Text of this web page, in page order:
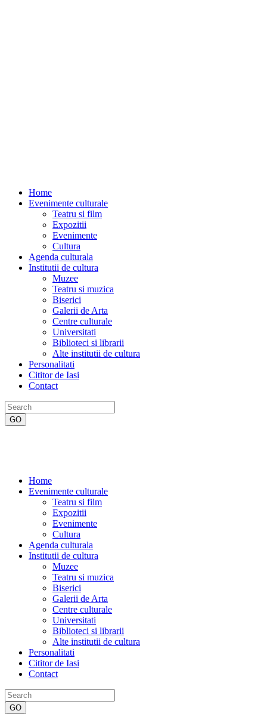
Home
Evenimente culturale
Teatru si film
Expozitii
Evenimente
Cultura
Agenda culturala
Institutii de cultura
Muzee
Teatru si muzica
Biserici
Galerii de Arta
Centre culturale
Universitati
Biblioteci si librarii
Alte institutii de cultura
Personalitati
Cititor de Iasi
Contact
Home
Evenimente culturale
Teatru si film
Expozitii
Evenimente
Cultura
Agenda culturala
Institutii de cultura
Muzee
Teatru si muzica
Biserici
Galerii de Arta
Centre culturale
Universitati
Biblioteci si librarii
Alte institutii de cultura
Personalitati
Cititor de Iasi
Contact